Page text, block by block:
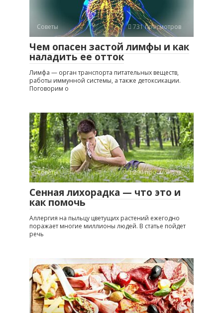
Советы 731 просмотров
Чем опасен застой лимфы и как
наладить ее отток
Лимфа — орган транспорта питательных веществ,
работы иммунной системы, а также детоксикации.
Поговорим о
Советы 290 просмотров
Сенная лихорадка — что это и
как помочь
Аллергия на пыльцу цветущих растений ежегодно
поражает многие миллионы людей. В статье пойдет
речь